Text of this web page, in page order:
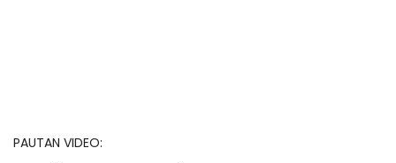
PAUTAN VIDEO: